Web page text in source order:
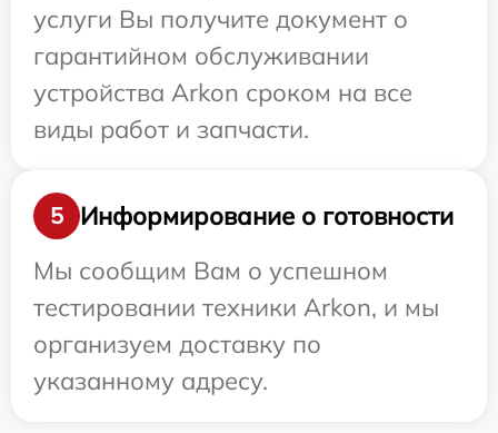
услуги Вы получите документ о
гарантийном обслуживании
устройства Arkon сроком на все
виды работ и запчасти.
5
Информирование о готовности
Мы сообщим Вам о успешном
тестировании техники Arkon, и мы
организуем доставку по
указанному адресу.